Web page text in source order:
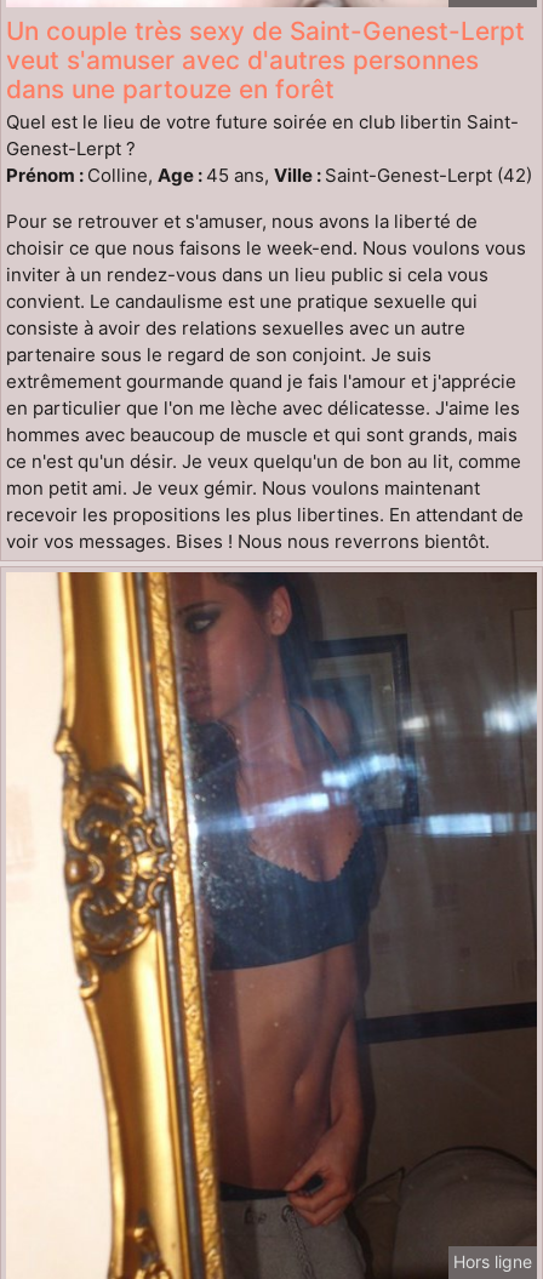
Un couple très sexy de Saint-Genest-Lerpt
veut s'amuser avec d'autres personnes
dans une partouze en forêt
Quel est le lieu de votre future soirée en club libertin Saint-
Genest-Lerpt ?
Prénom : Colline, Age : 45 ans, Ville : Saint-Genest-Lerpt (42)
Pour se retrouver et s'amuser, nous avons la liberté de
choisir ce que nous faisons le week-end. Nous voulons vous
inviter à un rendez-vous dans un lieu public si cela vous
convient. Le candaulisme est une pratique sexuelle qui
consiste à avoir des relations sexuelles avec un autre
partenaire sous le regard de son conjoint. Je suis
extrêmement gourmande quand je fais l'amour et j'apprécie
en particulier que l'on me lèche avec délicatesse. J'aime les
hommes avec beaucoup de muscle et qui sont grands, mais
ce n'est qu'un désir. Je veux quelqu'un de bon au lit, comme
mon petit ami. Je veux gémir. Nous voulons maintenant
recevoir les propositions les plus libertines. En attendant de
voir vos messages. Bises ! Nous nous reverrons bientôt.
Hors ligne